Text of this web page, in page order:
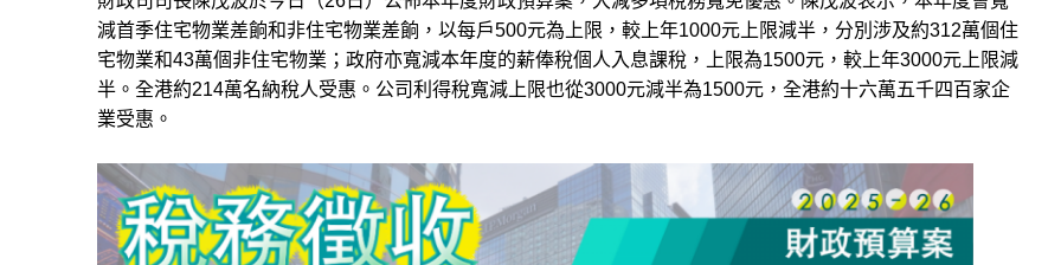
減首季住宅物業差餉和非住宅物業差餉，以每戶500元為上限 ，較上年1000元上限減半，分別涉及約312萬個住
宅物業和43萬個非住宅物業；政府亦寬減本年度的薪俸稅個人入息課稅，上限為1500元，較上年3000元上限減
半。全港約214萬名納稅人受惠。公司利得稅寬減上限也從3000元減半為1500元，全港約十六萬五千四百家企
業受惠。